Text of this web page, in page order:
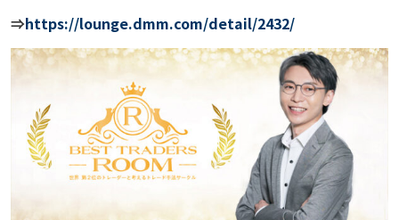
⇒https://lounge.dmm.com/detail/2432/